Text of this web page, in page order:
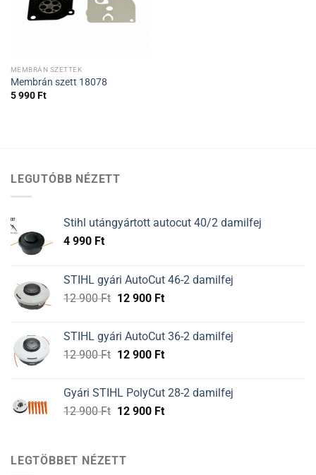
MEMBRÁN SZETTEK
Membrán szett 18078
5 990Ft
LEGUTÓBB NÉZETT
Stihl utángyártott autocut 40/2 damilfej
4 990 Ft
STIHL gyári AutoCut 46-2 damilfej
12 900Ft Original
12
900 Ft.
12 900 FtCurrent
12
900 Ft.
STIHL gyári AutoCut 36-2 damilfej
12 900Ft Original
12
900 Ft.
12 900 FtCurrent
12
900 Ft.
Gyári STIHL PolyCut 28-2 damilfej
12 900Ft Original
12
12 900 FtCurrent
LEGTÖBBET NÉZETT